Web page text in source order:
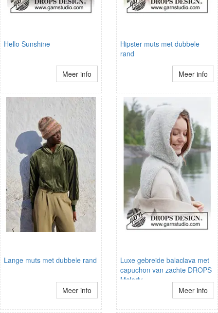
Hello Sunshine
Meer info
Hipster muts met dubbele
rand
Meer info
Lange muts met dubbele rand
Meer info
Luxe gebreide balaclava met
capuchon van zachte DROPS
Melody
Meer info